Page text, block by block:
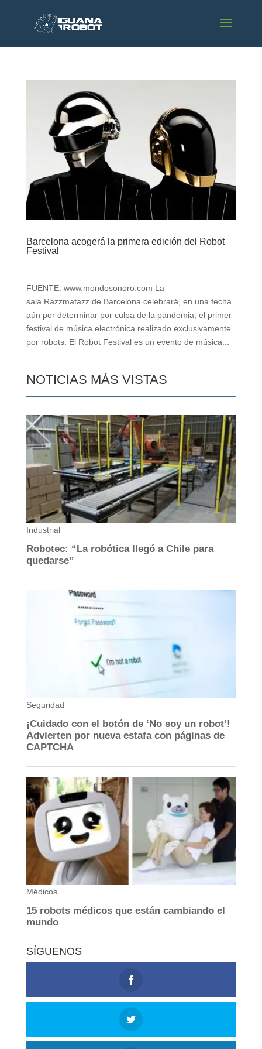
Barcelona acogerá la primera edición del Robot
Festival
FUENTE: www.mondosonoro.com La
sala Razzmatazz de Barcelona celebrará, en una fecha
aún por determinar por culpa de la pandemia, el primer
festival de música electrónica realizado exclusivamente
por robots. El Robot Festival es un evento de música...
NOTICIAS MÁS VISTAS
SÍGUENOS